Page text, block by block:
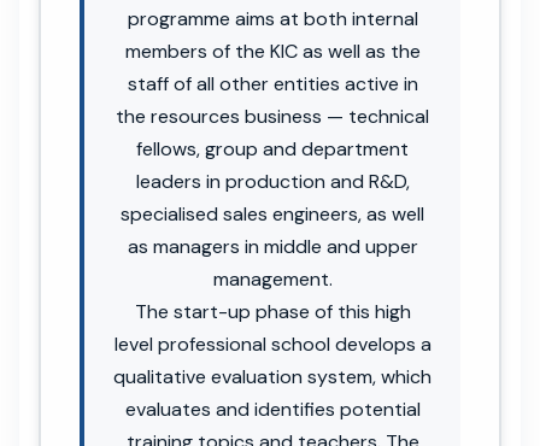
programme aims at both internal
members of the KIC as well as the
staff of all other entities active in
the resources business — technical
fellows, group and department
leaders in production and R&D,
specialised sales engineers, as well
as managers in middle and upper
management.
The start-up phase of this high
level professional school develops a
qualitative evaluation system, which
evaluates and identifies potential